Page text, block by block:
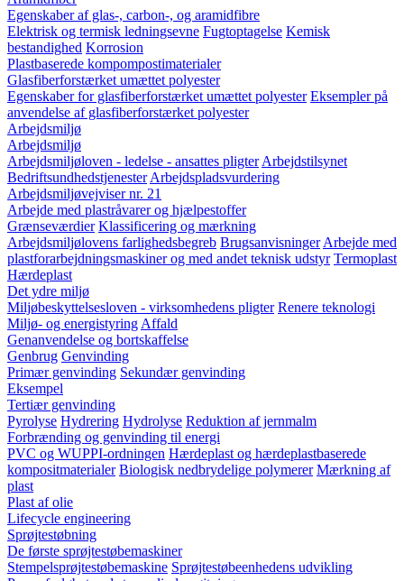
Egenskaber af glas-, carbon-, og aramidfibre
Elektrisk og termisk ledningsevne Fugtoptagelse Kemisk
bestandighed Korrosion
Plastbaserede kompompostimaterialer
Glasfiberforstærket umættet polyester
Egenskaber for glasfiberforstærket umættet polyester Eksempler på
anvendelse af glasfiberforstærket polyester
Arbejdsmiljø
Arbejdsmiljø
Arbejdsmiljøloven - ledelse - ansattes pligter Arbejdstilsynet
Bedriftsundhedstjenester Arbejdspladsvurdering
Arbejdsmiljøvejviser nr. 21
Arbejde med plastråvarer og hjælpestoffer
Grænseværdier Klassificering og mærkning
Arbejdsmiljølovens farlighedsbegreb Brugsanvisninger Arbejde med
plastforarbejdningsmaskiner og med andet teknisk udstyr Termoplast
Hærdeplast
Det ydre miljø
Miljøbeskyttelsesloven - virksomhedens pligter Renere teknologi
Miljø- og energistyring Affald
Genanvendelse og bortskaffelse
Genbrug Genvinding
Primær genvinding Sekundær genvinding
Eksempel
Tertiær genvinding
Pyrolyse Hydrering Hydrolyse Reduktion af jernmalm
Forbrænding og genvinding til energi
PVC og WUPPI-ordningen Hærdeplast og hærdeplastbaserede
kompositmaterialer Biologisk nedbrydelige polymerer Mærkning af
plast
Plast af olie
Lifecycle engineering
Sprøjtestøbning
De første sprøjtestøbemaskiner
Stempelsprøjtestøbemaskine Sprøjtestøbeenhedens udvikling